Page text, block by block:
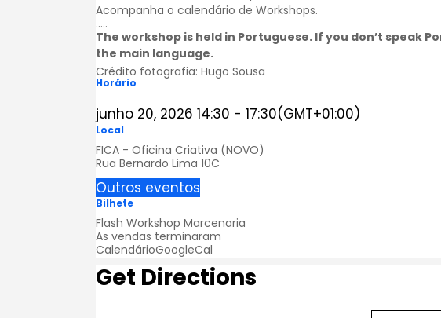
Acompanha o calendário de Workshops.
…..
The workshop is held in Portuguese. If you don’t speak
the main language.
Crédito fotografia: Hugo Sousa
Horário
junho 20, 2026 14:30 - 17:30(GMT+01:00)
Local
FICA - Oficina Criativa (NOVO)
Rua Bernardo Lima 10C
Outros eventos
Bilhete
Flash Workshop Marcenaria
As vendas terminaram
CalendárioGoogleCal
Get Directions